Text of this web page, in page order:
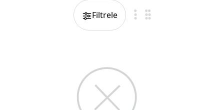
Filtrele